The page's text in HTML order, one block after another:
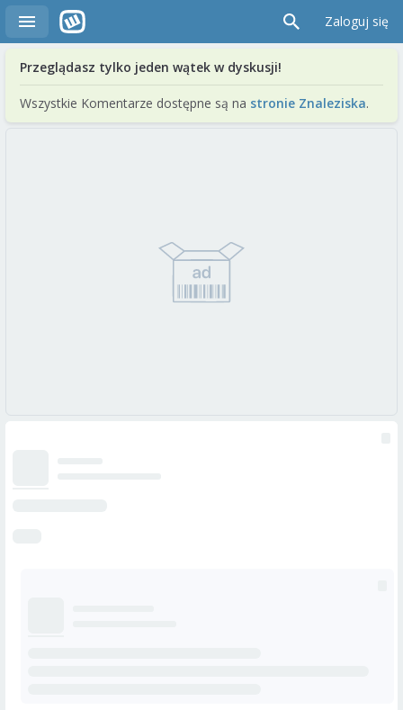
Zaloguj się
Przeglądasz tylko jeden wątek w dyskusji!
Wszystkie Komentarze dostępne są na stronie Znaleziska.